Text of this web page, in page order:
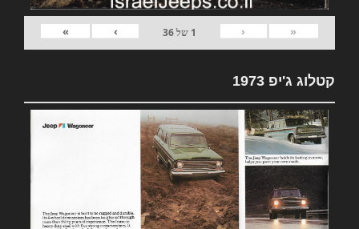
«
‹
1 של36
›
»
קטלוג ג'יפ 1973